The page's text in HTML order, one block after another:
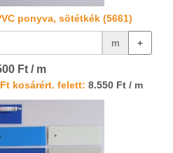
ponyva, sötétkék (5661)
m +
Ft / m
kosárért. felett: 8.550 Ft / m